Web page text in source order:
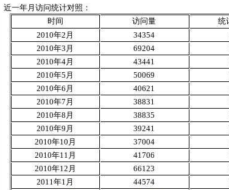
近一年月访问统计对照：
时间
访问量 统
2010年2 月 34354
2010年3 月 69204
2010年4月 43441
2010年5 月 50069
2010年6 月 40621
2010年7 月 38831
2010年8 月 38835
2010年9 月 39241
2010年10 月 37004
2010年11 月 41706
2010年12 月 66123
2011年1 月 44574